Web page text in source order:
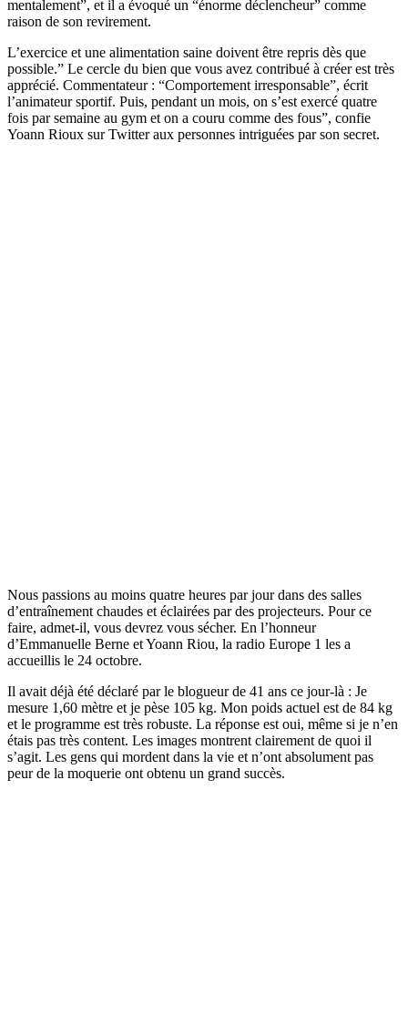
mentalement”, et il a évoqué un “énorme déclencheur” comme
raison de son revirement.
L’exercice et une alimentation saine doivent être repris dès que
possible.” Le cercle du bien que vous avez contribué à créer est très
apprécié. Commentateur : “Comportement irresponsable”, écrit
l’animateur sportif. Puis, pendant un mois, on s’est exercé quatre
fois par semaine au gym et on a couru comme des fous”, confie
Yoann Rioux sur Twitter aux personnes intriguées par son secret.
Nous passions au moins quatre heures par jour dans des salles
d’entraînement chaudes et éclairées par des projecteurs. Pour ce
faire, admet-il, vous devrez vous sécher. En l’honneur
d’Emmanuelle Berne et Yoann Riou, la radio Europe 1 les a
accueillis le 24 octobre.
Il avait déjà été déclaré par le blogueur de 41 ans ce jour-là : Je
mesure 1,60 mètre et je pèse 105 kg. Mon poids actuel est de 84 kg
et le programme est très robuste. La réponse est oui, même si je n’en
étais pas très content. Les images montrent clairement de quoi il
s’agit. Les gens qui mordent dans la vie et n’ont absolument pas
peur de la moquerie ont obtenu un grand succès.